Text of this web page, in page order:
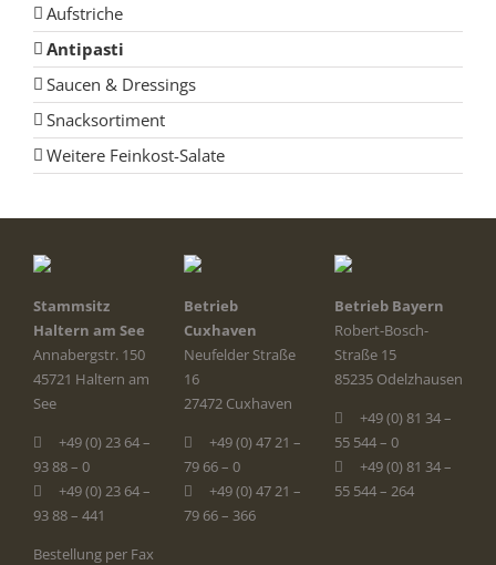
Aufstriche
Antipasti
Saucen & Dressings
Snacksortiment
Weitere Feinkost-Salate
Stammsitz
Haltern am See
Annabergstr. 150
45721 Haltern am
See
+49 (0) 23 64 –
93 88 – 0
+49 (0) 23 64 –
93 88 – 441
Bestellung per Fax
Betrieb
Cuxhaven
Neufelder Straße
16
27472 Cuxhaven
+49 (0) 47 21 –
79 66 – 0
+49 (0) 47 21 –
79 66 – 366
Betrieb Bayern
Robert-Bosch-
Straße 15
85235 Odelzhausen
+49 (0) 81 34 –
55 544 – 0
+49 (0) 81 34 –
55 544 – 264